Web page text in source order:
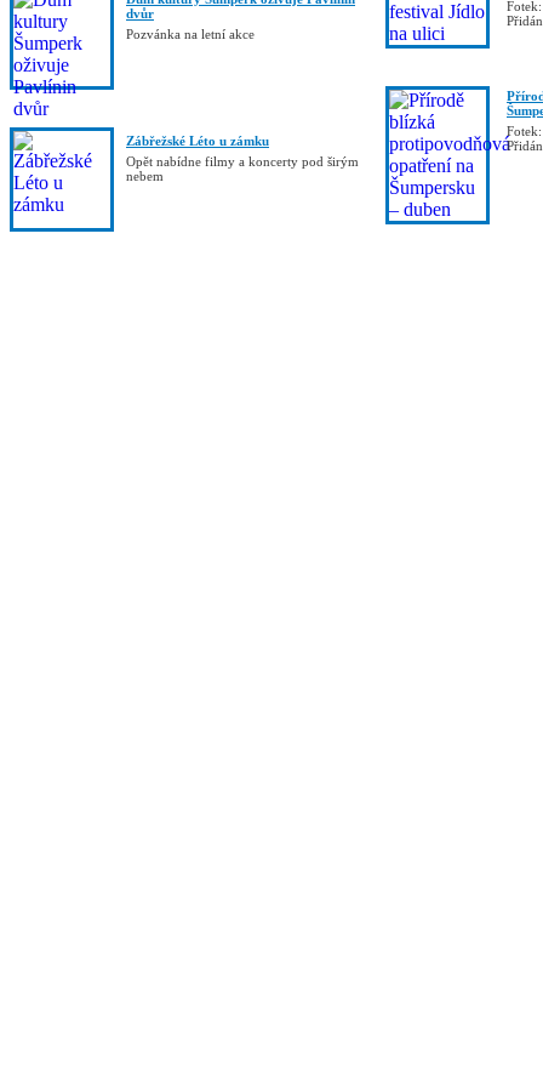
dvůr
Pozvánka na letní akce
Zábřežské Léto u zámku
Opět nabídne filmy a koncerty pod širým
nebem